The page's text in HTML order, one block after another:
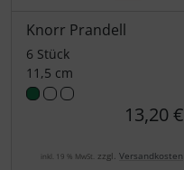
Knorr Prandell
6 Stück
11,5 cm
13,20 €
inkl. 19 % MwSt. zzgl. Versandkosten